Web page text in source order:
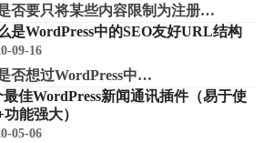
否要只将某些内容限制为注册…
是WordPress中的SEO友好URL结构
09-16
否想过WordPress中…
最佳WordPress新闻通讯插件（易于使
功能强大）
05-06